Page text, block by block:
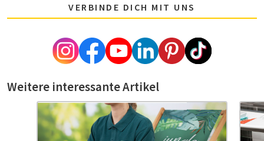
VERBINDE DICH MIT UNS
Weitere interessante Artikel